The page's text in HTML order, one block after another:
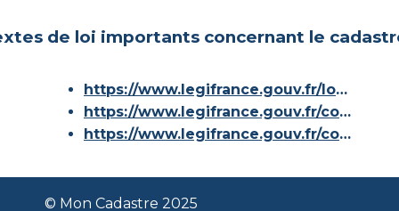
de loi importants concernant le
https://www.legifrance.gouv.fr/loda/id/JORFTEXT000000686267/
https://www.legifrance.gouv.fr/codes/article_lc/LEGIARTI000036588629/
https://www.legifrance.gouv.fr/codes/id/LEGISCTA000006180153/
© Mon Cadastre 2025